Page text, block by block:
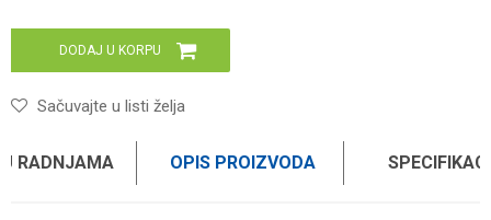
DODAJ U KORPU
Sačuvajte u listi želja
RADNJAMA OPIS PROIZVODA